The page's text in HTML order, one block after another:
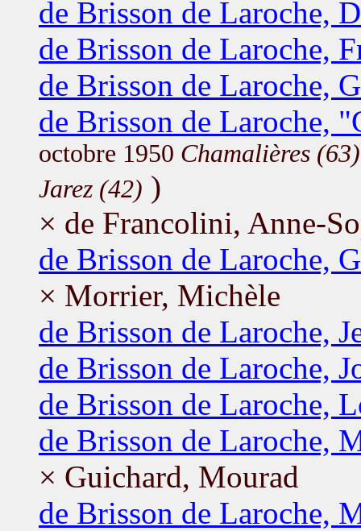
de Brisson de Laroche,
de Brisson de Laroche,
de Brisson de Laroche,
de Brisson de Laroche,
octobre 1950 Chamalières (63)
Jarez (42) )
× de Francolini, Anne-
de Brisson de Laroche,
× Morrier, Michèle
de Brisson de Laroche,
de Brisson de Laroche,
de Brisson de Laroche,
de Brisson de Laroche,
× Guichard, Mourad
de Brisson de Laroche,